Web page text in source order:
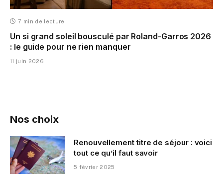
7 min de lecture
Un si grand soleil bousculé par Roland-Garros 2026
: le guide pour ne rien manquer
11 juin 2026
Nos choix
Renouvellement titre de séjour : voici
tout ce qu’il faut savoir
5 février 2025